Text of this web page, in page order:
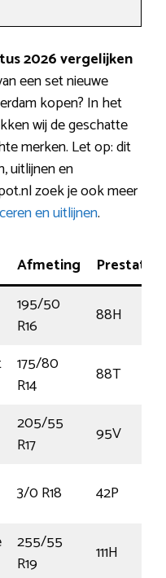
2026 vergelijken
een set nieuwe
kopen? In het
wij de geschatte
merken. Let op: dit
uitlijnen en
zoek je ook meer
en uitlijnen.
Afmeting Prestatie
195/50
R16
88H
175/80
R14
88T
205/55
R17
95V
3/0 R18 42P
255/55
R19
111H